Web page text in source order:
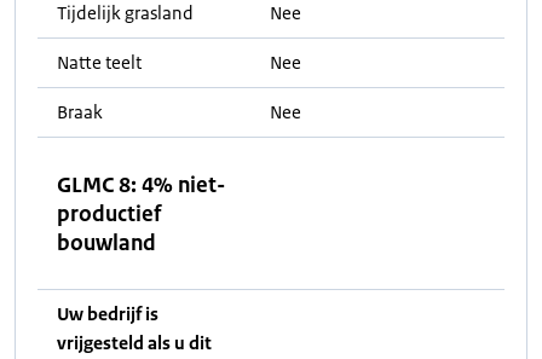
Tijdelijk grasland Nee
Natte teelt Nee
Braak Nee
GLMC 8: 4% niet-
productief
bouwland
Uw bedrijf is
vrijgesteld als u dit